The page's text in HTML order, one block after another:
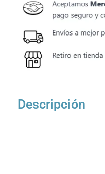
Descripción